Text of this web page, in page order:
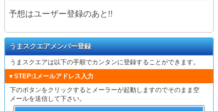
予想はユーザー登録のあと!!
うまスクエアメンバー登録
うまスクエアは以下の手順でカンタンに登録することができます。
▼STEP:1メールアドレス入力
下のボタンをクリックするとメーラーが起動しますのでそのまま空
メールを送信して下さい。